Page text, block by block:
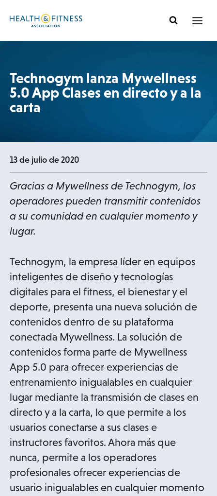
Technogym lanza Mywellness
5.0 App Clases en directo y a la
carta
13 de julio de 2020
Gracias a Mywellness de Technogym, los
operadores pueden transmitir contenidos
a su comunidad en cualquier momento y
lugar.
Technogym, la empresa líder en equipos
inteligentes de diseño y tecnologías
digitales para el fitness, el bienestar y el
deporte, presenta una nueva solución de
contenidos dentro de su plataforma
conectada Mywellness. La solución de
contenidos forma parte de Mywellness
App 5.0 para ofrecer experiencias de
entrenamiento inigualables en cualquier
lugar mediante la transmisión de clases en
directo y a la carta, lo que permite a los
usuarios conectarse a sus clases e
instructores favoritos. Ahora más que
nunca, permite a los operadores
profesionales ofrecer experiencias de
usuario inigualables en cualquier momento